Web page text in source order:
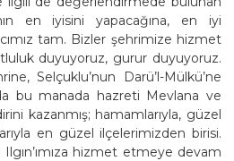
en iyisini yapacağına, en iyi
tam. Bizler şehrimize hizmet
duyuyoruz, gurur duyuyoruz.
Selçuklu’nun Darü’l-Mülkü’ne
bu manada hazreti Mevlana ve
kazanmış; hamamlarıyla, güzel
en güzel ilçelerimizden birisi.
hizmet etmeye devam